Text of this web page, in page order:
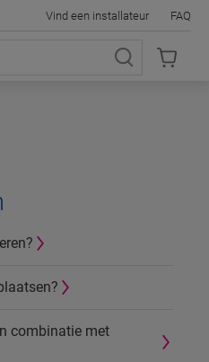
Vind een installateur FAQ
combinatie met